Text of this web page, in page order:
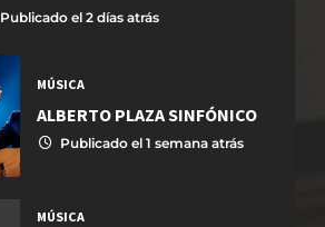
Publicado el 2 días atrás
MÚSICA
ALBERTO PLAZA SINFÓNICO
Publicado el 1 semana atrás
MÚSICA